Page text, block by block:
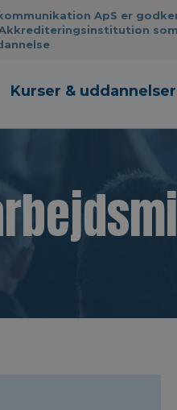
kommunikation ApS er
Kurser & uddannelser